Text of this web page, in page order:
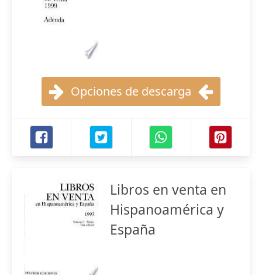
Opciones de descarga
Libros en venta en
Hispanoamérica y
España